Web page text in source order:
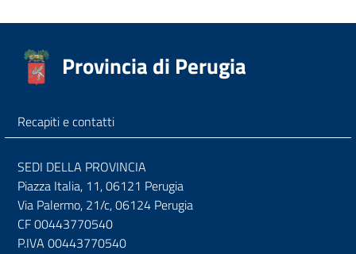
Provincia di Perugia
Recapiti e contatti
SEDI DELLA PROVINCIA
Piazza Italia, 11, 06121 Perugia
Via Palermo, 21/c, 06124 Perugia
CF 00443770540
P.IVA 00443770540